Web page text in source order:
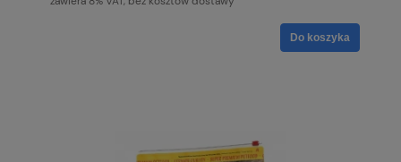
Do koszyka